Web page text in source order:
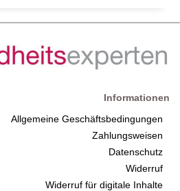
Informationen
Allgemeine Geschäftsbedingungen
Zahlungsweisen
Datenschutz
Widerruf
Widerruf für digitale Inhalte